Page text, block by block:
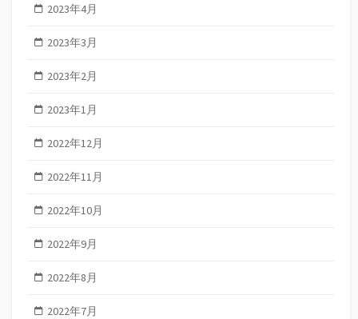
2023年4月
2023年3月
2023年2月
2023年1月
2022年12月
2022年11月
2022年10月
2022年9月
2022年8月
2022年7月